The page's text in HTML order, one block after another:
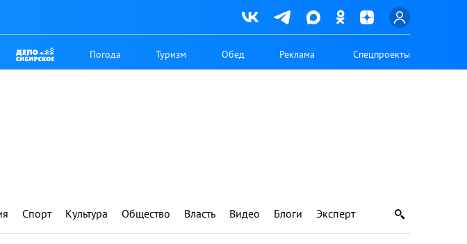
Погода Туризм Обед Реклама Спецпроекты
Спорт Культура Общество Власть Видео Блоги Эксперт